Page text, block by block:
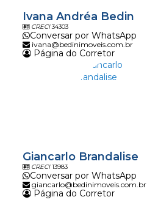
Ivana Andréa Bedin
CRECI34303
Conversar por WhatsApp
ivana@bedinimoveis.com.br
Página do Corretor
Giancarlo Brandalise
CRECI13983
Conversar por WhatsApp
giancarlo@bedinimoveis.com.br
Página do Corretor